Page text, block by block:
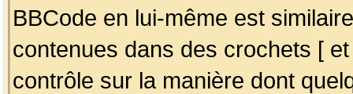
BBCode en lui-même est
contenues dans des crochets [
contrôle sur la manière dont